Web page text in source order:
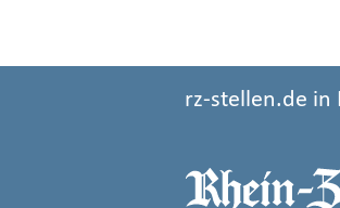
rz-stellen.de